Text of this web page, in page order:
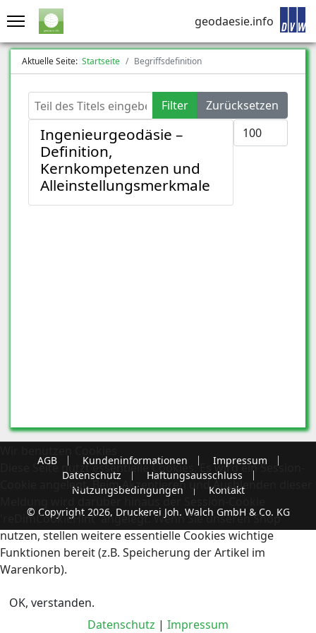
geodaesie.info
Aktuelle Seite: Startseite Begriffsdefinition
Teil des Titels eingeben Filter
Zurücksetzen
Anzeige #
Ingenieurgeodäsie –
Definition,
Kernkompetenzen und
Alleinstellungsmerkmale
AGB Kundeninformationen
Impressum
Datenschutz
Haftungsausschluss
Nutzungsbedingungen
Kontakt
© Copyright 2026, Druckerei Joh. Walch GmbH & Co. KG
Diese Seite nutzt essentielle Cookies. Es wird ein Session-
Cookie angelegt. Beim Akzeptieren und Ausblenden dieser
Meldung wird darüber hinaus der Session-Cookie
'reDimCookieHint' angelegt. Wenn Sie unseren Shop
nutzen, stellen weitere essentielle Cookies wichtige
Funktionen bereit (z.B. Speicherung der Artikel im
Warenkorb).
OK, verstanden.
Datenschutz | Impressum